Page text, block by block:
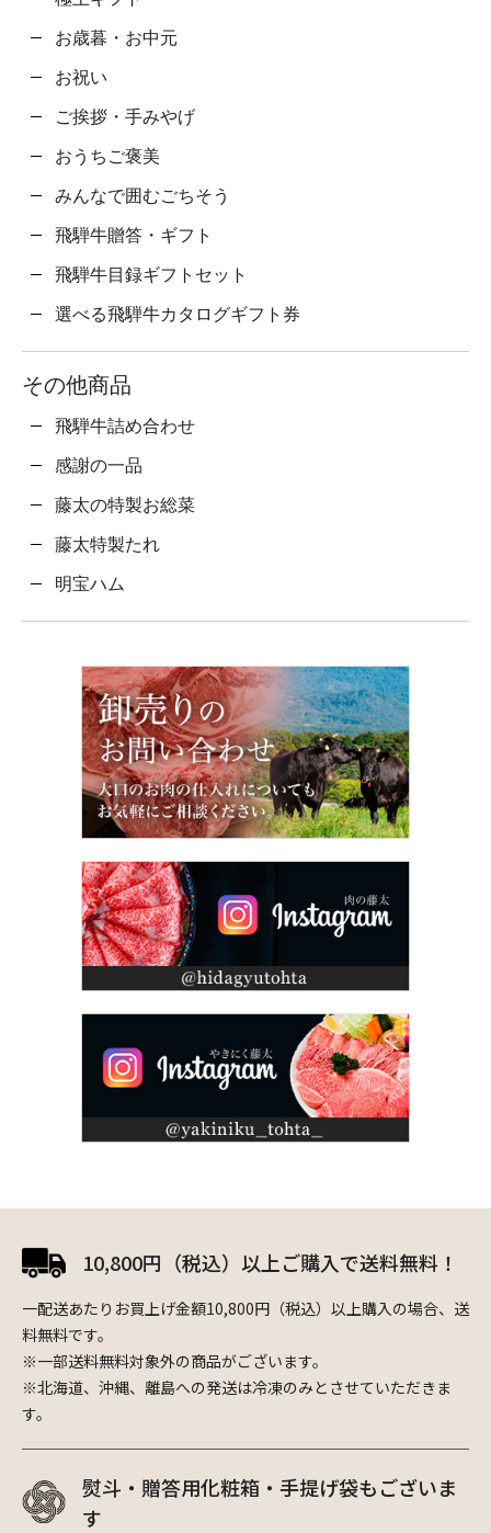
お歳暮・お中元
お祝い
ご挨拶・手みやげ
おうちご褒美
みんなで囲むごちそう
飛騨牛贈答・ギフト
飛騨牛目録ギフトセット
選べる飛騨牛カタログギフト券
その他商品
飛騨牛詰め合わせ
感謝の一品
藤太の特製お総菜
藤太特製たれ
明宝ハム
10,800円（税込）以上ご購入で送料無料！
一配送あたりお買上げ金額10,800円（税込）以上購入の場合、送
料無料です。
※一部送料無料対象外の商品がございます。
※北海道、沖縄、離島への発送は冷凍のみとさせていただきま
す。
熨斗・贈答用化粧箱・手提げ袋もございま
す